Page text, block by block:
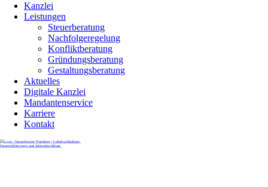
Kanzlei
Leistungen
Steuerberatung
Nachfolgeregelung
Konfliktberatung
Gründungsberatung
Gestaltungsberatung
Aktuelles
Digitale Kanzlei
Mandantenservice
Karriere
Kontakt